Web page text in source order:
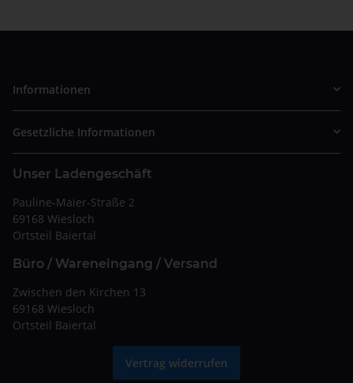
Informationen
Gesetzliche Informationen
Unser Ladengeschäft
Pauline-Maier-Straße 2
69168 Wiesloch
Ortsteil Baiertal
Büro / Wareneingang / Versand
Zwischen den Kirchen 13
69168 Wiesloch
Ortsteil Baiertal
Vertrag widerrufen